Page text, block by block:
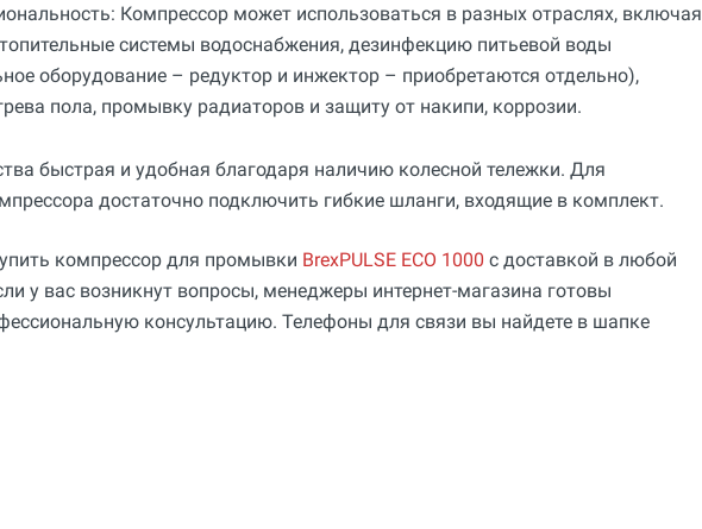
Компрессор может использоваться в разных отраслях, включая
системы водоснабжения, дезинфекцию питьевой воды
оборудование – редуктор и инжектор – приобретаются отдельно),
пола, промывку радиаторов и защиту от накипи, коррозии.
быстрая и удобная благодаря наличию колесной тележки. Для
достаточно подключить гибкие шланги, входящие в комплект.
компрессор для промывки BrexPULSE ECO 1000 с доставкой в любой
у вас возникнут вопросы, менеджеры интернет-магазина готовы
консультацию. Телефоны для связи вы найдете в шапке